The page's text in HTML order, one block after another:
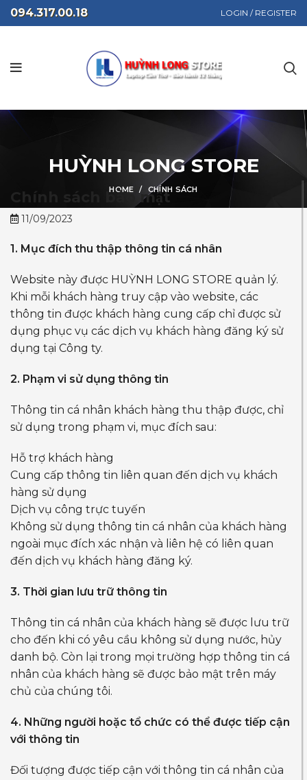
094.317.00.18 LOGIN / REGISTER
HUỲNH LONG STORE
HOME CHÍNH SÁCH
Chính sách bảo mật
11/09/2023
1. Mục đích thu thập thông tin cá nhân
Website này được HUỲNH LONG STORE quản lý.
Khi mỗi khách hàng truy cập vào website, các
thông tin được khách hàng cung cấp chỉ được sử
dụng phục vụ các dịch vụ khách hàng đăng ký sử
dụng tại Công ty.
2. Phạm vi sử dụng thông tin
Thông tin cá nhân khách hàng thu thập được, chỉ
sử dụng trong phạm vi, mục đích sau:
Hỗ trợ khách hàng
Cung cấp thông tin liên quan đến dịch vụ khách
hàng sử dụng
Dịch vụ công trực tuyến
Không sử dụng thông tin cá nhân của khách hàng
ngoài mục đích xác nhận và liên hệ có liên quan
đến dịch vụ khách hàng đăng ký.
3. Thời gian lưu trữ thông tin
Thông tin cá nhân của khách hàng sẽ được lưu trữ
cho đến khi có yêu cầu không sử dụng nước, hủy
danh bộ. Còn lại trong mọi trường hợp thông tin cá
nhân của khách hàng sẽ được bảo mật trên máy
chủ của chúng tôi.
4. Những người hoặc tổ chức có thể được tiếp cận
với thông tin
Đối tượng được tiếp cận với thông tin cá nhân của